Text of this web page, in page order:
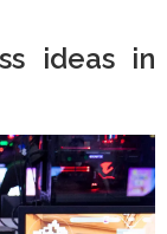
ideas in